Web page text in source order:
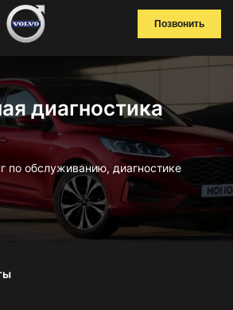
Позвонить
диагностика
по обслуживанию, диагностике